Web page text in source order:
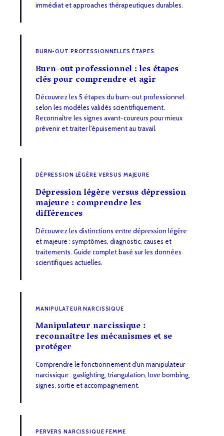
immédiat et approaches thérapeutiques durables.
BURN-OUT PROFESSIONNELLES ÉTAPES
Burn-out professionnel : les étapes
clés pour comprendre et agir
Découvrez les 5 étapes du burn-out professionnel
selon les modèles validés scientifiquement.
Reconnaître les signes avant-coureurs pour mieux
prévenir et traiter l'épuisement au travail.
DÉPRESSION LÉGÈRE VERSUS MAJEURE
Dépression légère versus dépression
majeure : comprendre les
différences
Découvrez les distinctions entre dépression légère
et majeure : symptômes, diagnostic, causes et
traitements. Guide complet basé sur les données
scientifiques actuelles.
MANIPULATEUR NARCISSIQUE
Manipulateur narcissique :
reconnaître les mécanismes et se
protéger
Comprendre le fonctionnement d'un manipulateur
narcissique : gaslighting, triangulation, love bombing,
signes, sortie et accompagnement.
PERVERS NARCISSIQUE FEMME